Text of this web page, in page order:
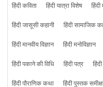
हिंदी कविता
हिंदी यात्रा विशेष
हिंदी जासूसी कहानी
हिंदी सामाजिक
हिंदी मानवीय विज्ञान
हिंदी मनोविज्ञान
हिंदी पकाने की विधि
हिंदी पत्र
हिंदी पौराणिक कथा
हिंदी पुस्तक